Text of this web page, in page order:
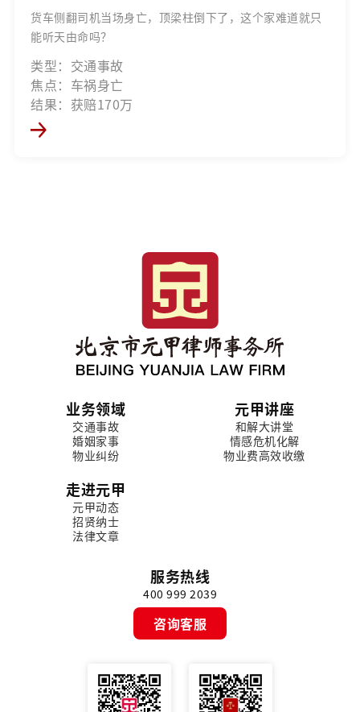
货车侧翻司机当场身亡，顶梁柱倒下了，这个家难道就只
能听天由命吗？
类型：交通事故
焦点：车祸身亡
结果：获赔170万
业务领域
交通事故
婚姻家事
物业纠纷
元甲讲座
和解大讲堂
情感危机化解
物业费高效收缴
走进元甲
元甲动态
招贤纳士
法律文章
服务热线
400 999 2039
咨询客服